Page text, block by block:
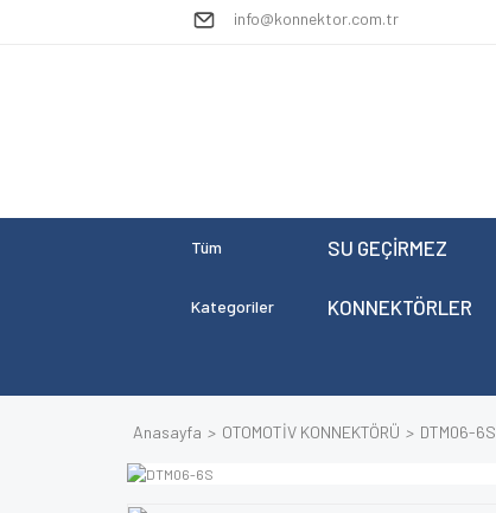
info@konnektor.com.tr
Tüm
Kategoriler
SU GEÇİRMEZ
KONNEKTÖRLER
Anasayfa OTOMOTİV KONNEKTÖRÜ DTM06-6S